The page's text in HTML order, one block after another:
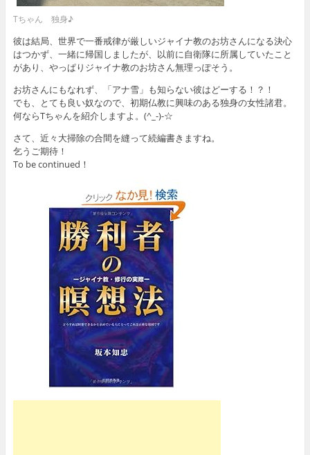
Tちゃん 独身♪
彼は結局、世界で一番戒律が厳しいジャイナ教のお坊さんになる決心
はつかず、一緒に帰国しましたが、以前に自衛隊に所属していたこと
があり、やっぱりジャイナ教のお坊さん無理っぽそう。
お坊さんにもなれず、「アナ雪」も知らない彼はどーする！？！
でも、とても良い奴なので、初期仏教に興味のある独身の女性諸君。
何ならTちゃんを紹介しますよ。(^_-)-☆
さて、近々大掃除の合間を縫って続編書きますね。
乞うご期待！
To be continued！